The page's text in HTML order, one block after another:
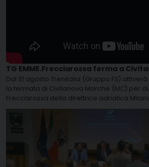
TG EMME.Frecciarossa ferma a
Dal 31 agosto Trenitalia (Gruppo FS)
la fermata di Civitanova Marche (MC) per
Frecciarossa della direttrice adriatica